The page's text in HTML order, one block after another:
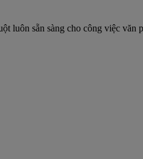
luôn sẵn sàng cho công việc văn